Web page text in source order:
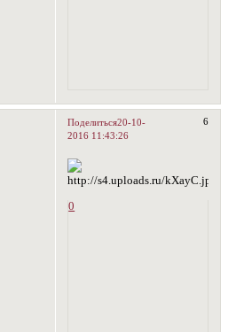
Поделиться 6
20-10-
2016 11:43:26
0